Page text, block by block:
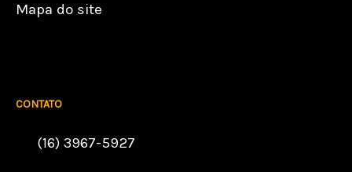
Mapa do site
CONTATO
(16) 3967-5927